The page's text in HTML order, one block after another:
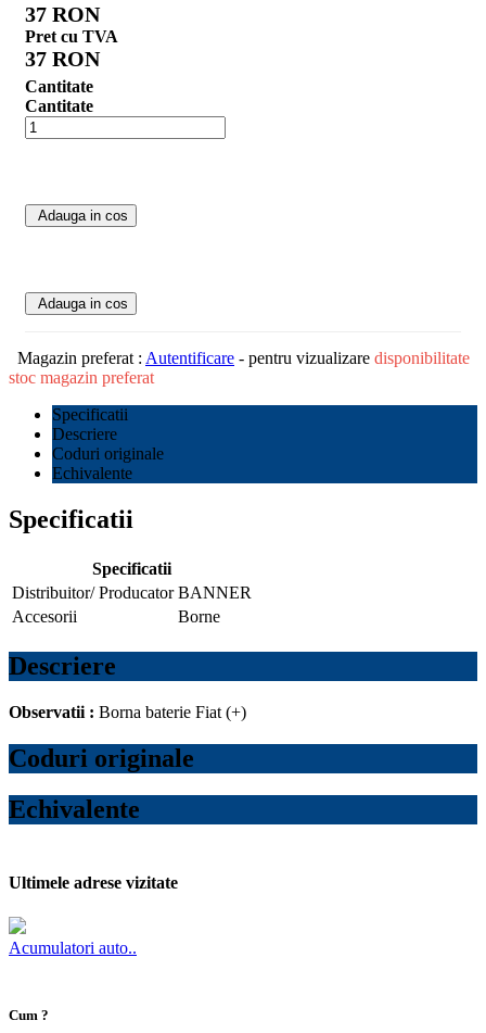
37 RON
Pret cu TVA
37 RON
Cantitate
Cantitate
Adauga in cos
Adauga in cos
Magazin preferat : Autentificare - pentru vizualizare disponibilitate
stoc magazin preferat
Specificatii
Descriere
Coduri originale
Echivalente
Specificatii
Specificatii
Distribuitor/ Producator BANNER
Accesorii
Borne
Descriere
Observatii : Borna baterie Fiat (+)
Coduri originale
Echivalente
Ultimele adrese vizitate
Acumulatori auto..
Cum ?